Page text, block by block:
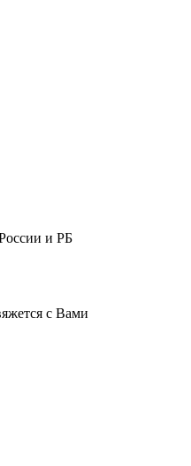
и РБ
с Вами